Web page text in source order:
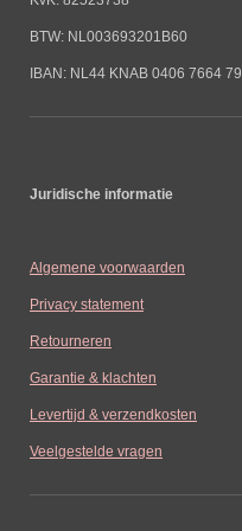
BTW: NL003693201B60
IBAN: NL44 KNAB 0406 7664 79
Juridische informatie
Algemene voorwaarden
Privacy statement
Retourneren
Garantie & klachten
Levertijd & verzendkosten
Veelgestelde vragen